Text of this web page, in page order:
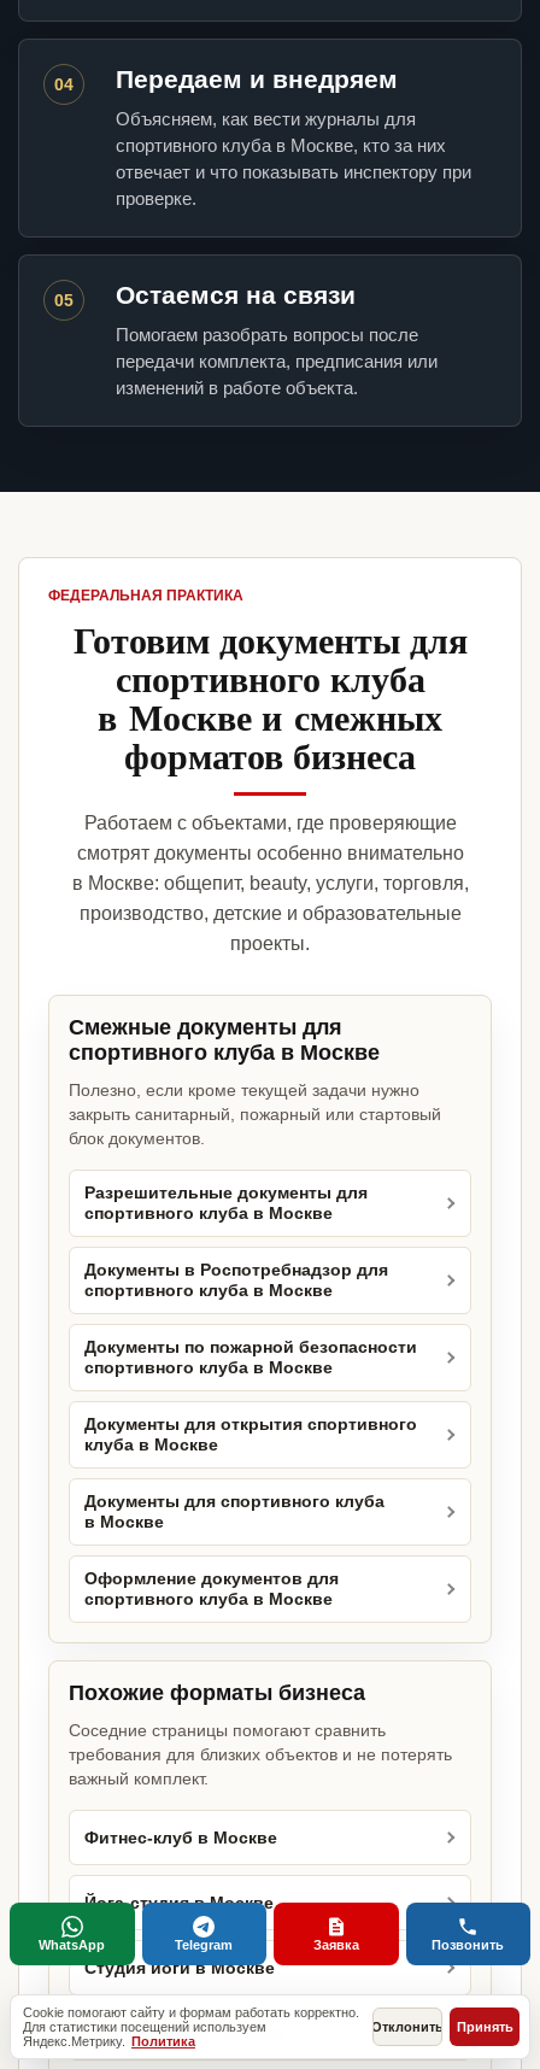
04 Передаем и внедряем
Объясняем, как вести журналы для
спортивного клуба в Москве, кто за них
отвечает и что показывать инспектору при
проверке.
05 Остаемся на связи
Помогаем разобрать вопросы после
передачи комплекта, предписания или
изменений в работе объекта.
ФЕДЕРАЛЬНАЯ ПРАКТИКА
Готовим документы для
спортивного клуба
в Москве и смежных
форматов бизнеса
Работаем с объектами, где проверяющие
смотрят документы особенно внимательно
в Москве: общепит, beauty, услуги, торговля,
производство, детские и образовательные
проекты.
Смежные документы для
спортивного клуба в Москве
Полезно, если кроме текущей задачи нужно
закрыть санитарный, пожарный или стартовый
блок документов.
Разрешительные документы для
спортивного клуба в Москве
Документы в Роспотребнадзор для
спортивного клуба в Москве
Документы по пожарной безопасности
спортивного клуба в Москве
Документы для открытия спортивного
клуба в Москве
Документы для спортивного клуба
в Москве
Оформление документов для
спортивного клуба в Москве
Похожие форматы бизнеса
Соседние страницы помогают сравнить
требования для близких объектов и не потерять
важный комплект.
Фитнес-клуб в Москве
Йога-студия в Москве
Студия йоги в Москве
Студия танцев в Москве
Cookie помогают сайту и формам работать корректно.
Для статистики посещений используем
Яндекс.Метрику. Политика
Отклонить Принять
WhatsApp Telegram Заявка Позвонить